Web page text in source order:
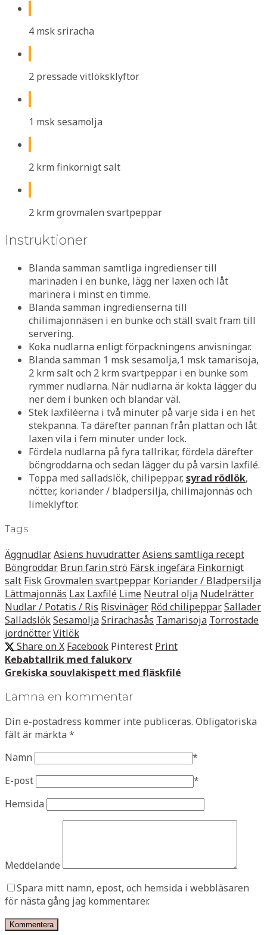
4 msk sriracha
2 pressade vitlöksklyftor
1 msk sesamolja
2 krm finkornigt salt
2 krm grovmalen svartpeppar
Instruktioner
Blanda samman samtliga ingredienser till
marinaden i en bunke, lägg ner laxen och låt
marinera i minst en timme.
Blanda samman ingredienserna till
chilimajonnäsen i en bunke och ställ svalt fram till
servering.
Koka nudlarna enligt förpackningens anvisningar.
Blanda samman 1 msk sesamolja,1 msk tamarisoja,
2 krm salt och 2 krm svartpeppar i en bunke som
rymmer nudlarna. När nudlarna är kokta lägger du
ner dem i bunken och blandar väl.
Stek laxfiléerna i två minuter på varje sida i en het
stekpanna. Ta därefter pannan från plattan och låt
laxen vila i fem minuter under lock.
Fördela nudlarna på fyra tallrikar, fördela därefter
böngroddarna och sedan lägger du på varsin laxfilé.
Toppa med salladslök, chilipeppar, syrad rödlök,
nötter, koriander / bladpersilja, chilimajonnäs och
limeklyftor.
Tags
ÄggnudlarAsiens huvudrätterAsiens samtliga recept
Böngroddar Brun farin strö Färsk ingefära Finkornigt
salt FiskGrovmalen svartpeppar Koriander / Bladpersilja
Lättmajonnäs Lax Laxfilé Lime Neutral olja Nudelrätter
Nudlar / Potatis / Ris Risvinäger Röd chilipepparSallader
SalladslökSesamoljaSrirachasås Tamarisoja Torrostade
jordnötterVitlök
Share on X Facebook Pinterest Print
Kebabtallrik med falukorv
Grekiska souvlakispett med fläskfilé
Lämna en kommentar
Din e-postadress kommer inte publiceras. Obligatoriska
fält är märkta *
Namn
*
E-post
*
Hemsida
Meddelande
Spara mitt namn, epost, och hemsida i webbläsaren
för nästa gång jag kommentarer.